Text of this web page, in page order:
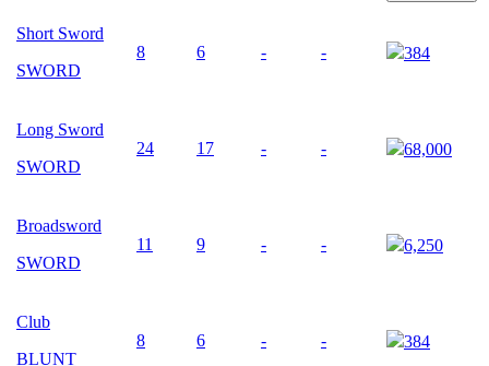
Short Sword
SWORD
8 6 - - 384
Long Sword
SWORD
24 17 - - 68,000
Broadsword
SWORD
11 9 - - 6,250
Club
BLUNT
8 6 - - 384